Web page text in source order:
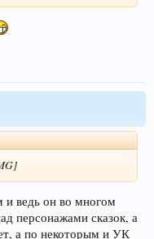
и ведь он во многом
персонажами сказок, а
а по некоторым и УК